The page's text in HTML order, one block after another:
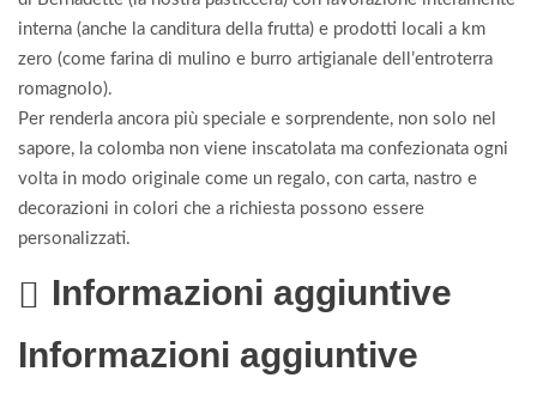
interna (anche la canditura della frutta) e prodotti locali a km
zero (come farina di mulino e burro artigianale dell’entroterra
romagnolo).
Per renderla ancora più speciale e sorprendente, non solo nel
sapore, la colomba non viene inscatolata ma confezionata ogni
volta in modo originale come un regalo, con carta, nastro e
decorazioni in colori che a richiesta possono essere
personalizzati.
Informazioni aggiuntive
Informazioni aggiuntive